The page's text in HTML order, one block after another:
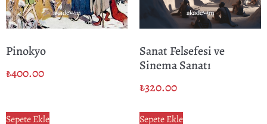
Pinokyo
₺400.00
Sepete Ekle
Sanat Felsefesi ve
Sinema Sanatı
₺320.00
Sepete Ekle